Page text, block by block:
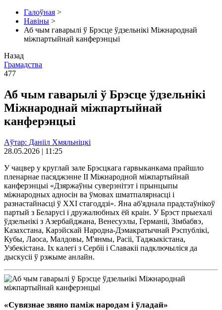
Галоўная >
Навіны >
Аб чым гаварылі ў Брэсце ўдзельнікі Міжнароднай
міжпартыйнай канферэнцыі
Назад
Грамадства
477
Аб чым гаварылі ў Брэсце ўдзельнікі
Міжнароднай міжпартыйнай
канферэнцыі
Аўтар: Данііл Хмяльніцкі
28.05.2026 | 11:25
У чацвер у круглай зале Брэсцкага гарвыканкама прайшло
пленарнае пасяджэнне ІІ Міжнародной міжпартыйнай
канферэнцыі «Дзяржаўны суверэнітэт і прынцыпы
міжнародных адносін ва ўмовах шматпалярнасці і
разнастайнасці ў XXІ стагоддзі». Яна аб'яднала прадстаўнікоў
партый з Беларусі і дружалюбных ёй краін. У Брэст прыехалі
ўдзельнікі з Азербайджана, Венесуэлы, Германіі, Зімбабвэ,
Казахстана, Карэйскай Народна-Дэмакратычнай Рэспублікі,
Кубы, Лаоса, Малдовы, М'янмы, Расіі, Таджыкістана,
Узбекістана. Іх калегі з Сербіі і Славакіі падключыліся да
дыскусіі ў рэжыме анлайн.
«Сувязнае звяно паміж народам і ўладай»